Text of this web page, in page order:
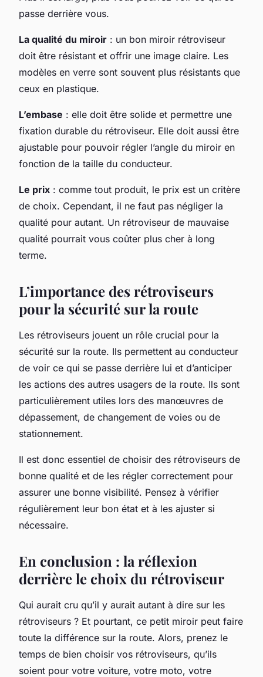
passe derrière vous.
La qualité du miroir : un bon miroir rétroviseur
doit être résistant et offrir une image claire. Les
modèles en verre sont souvent plus résistants que
ceux en plastique.
L’embase : elle doit être solide et permettre une
fixation durable du rétroviseur. Elle doit aussi être
ajustable pour pouvoir régler l’angle du miroir en
fonction de la taille du conducteur.
Le prix : comme tout produit, le prix est un critère
de choix. Cependant, il ne faut pas négliger la
qualité pour autant. Un rétroviseur de mauvaise
qualité pourrait vous coûter plus cher à long
terme.
L’importance des rétroviseurs
pour la sécurité sur la route
Les rétroviseurs jouent un rôle crucial pour la
sécurité sur la route. Ils permettent au conducteur
de voir ce qui se passe derrière lui et d’anticiper
les actions des autres usagers de la route. Ils sont
particulièrement utiles lors des manœuvres de
dépassement, de changement de voies ou de
stationnement.
Il est donc essentiel de choisir des rétroviseurs de
bonne qualité et de les régler correctement pour
assurer une bonne visibilité. Pensez à vérifier
régulièrement leur bon état et à les ajuster si
nécessaire.
En conclusion : la réflexion
derrière le choix du rétroviseur
Qui aurait cru qu’il y aurait autant à dire sur les
rétroviseurs ? Et pourtant, ce petit miroir peut faire
toute la différence sur la route. Alors, prenez le
temps de bien choisir vos rétroviseurs, qu’ils
soient pour votre voiture, votre moto, votre